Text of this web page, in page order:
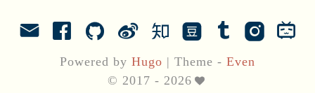
Powered by Hugo | Theme - Even
© 2017 - 2026